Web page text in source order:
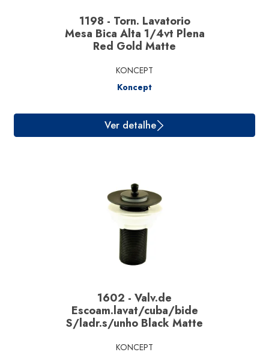
Ver detalhe
1198 - Torn. Lavatorio
Mesa Bica Alta 1/4vt Plena
Red Gold Matte
KONCEPT
Koncept
1602 - Valv.de
Escoam.lavat/cuba/bide
S/ladr.s/unho Black Matte
KONCEPT